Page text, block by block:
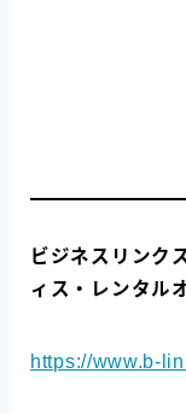
ビジネスリンク
ィス・レンタル
https://www.b-